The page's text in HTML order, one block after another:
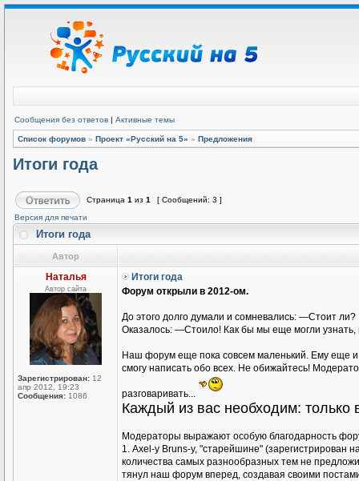
Сообщения без ответов | Активные темы
Список форумов » Проект «Русский на 5» » Предложения
Итоги года
Страница 1 из 1
[ Сообщений: 3 ]
Версия для печати
Итоги года
Автор
Наталья
Автор сайта
Зарегистрирован: 12
апр 2012, 19:23
Сообщения: 1086
Итоги года
Форум открыли в 2012-ом.
До этого долго думали и сомневались: —Стоит ли?
Оказалось: —Стоило! Как бы мы еще могли узнать,
Наш форум еще пока совсем маленький. Ему еще и
смогу написать обо всех. Не обижайтесь!
разговаривать...
Каждый из вас необходим:
Модераторы выражают особую благодарность
1. Axel-у Bruns-у, "старейшине"
количества самых разнообразных тем не
тянул наш форум вперед, создавая своими